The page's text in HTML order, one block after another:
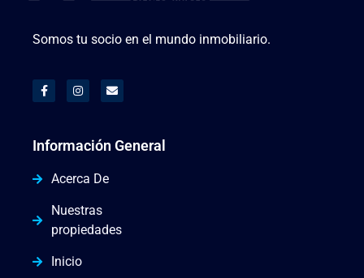
Somos tu socio en el mundo inmobiliario.
Información General
Acerca De
Nuestras
propiedades
Inicio